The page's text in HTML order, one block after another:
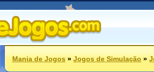
Mania de Jogos»Jogos de Simulação»